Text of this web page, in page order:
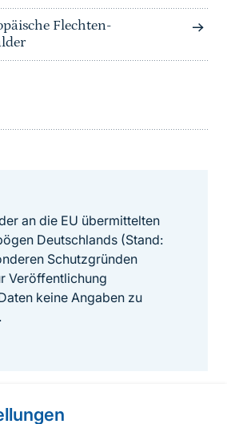
Flechten-
an die EU übermittelten
Deutschlands (Stand:
Schutzgründen
Veröffentlichung
keine Angaben zu